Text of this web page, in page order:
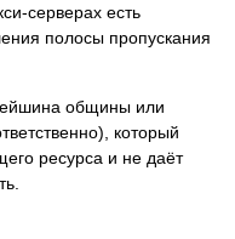
серверах есть
полосы пропускания
общины или
который
ресурса и не даёт